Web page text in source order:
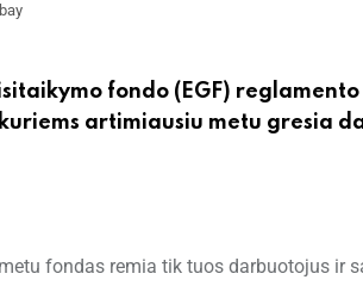
fondo (EGF)
artimiausiu metu gresia
fondas remia tik tuos darbuotojus ir